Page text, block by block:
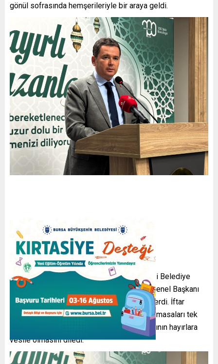
gönül sofrasında hemşerileriyle bir araya geldi.
Osmangazi Gösteri Merkezi fuaye alanında
gerçekleştirilen iftar programına Osmangazi Belediye
Başkanı Erkan Aydın’ın yanı sıra DAĞ-DER Genel Başkanı
Derya Başak ile dernek üyeleri katılım gösterdi. İftar
öncesinde davetlilerle yakından ilgilenerek masaları tek
tek gezen Başkan Erkan Aydın, Ramazan ayının hayırlara
vesile olmasını diledi.